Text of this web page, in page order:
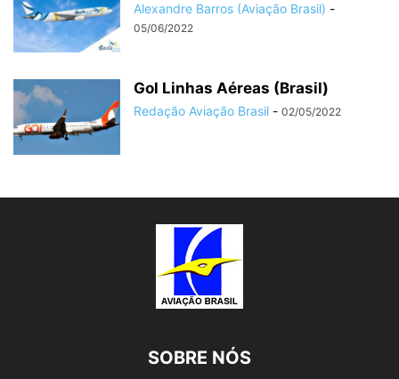
Alexandre Barros (Aviação Brasil) -
05/06/2022
Gol Linhas Aéreas (Brasil)
Redação Aviação Brasil - 02/05/2022
SOBRE NÓS